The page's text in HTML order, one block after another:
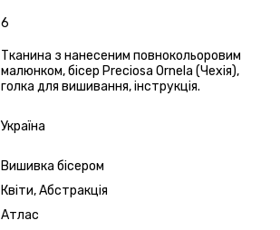
6
Тканина з нанесеним повнокольоровим
малюнком, бісер Preciosa Ornela (Чехія),
голка для вишивання, інструкція.
Україна
Вишивка бісером
Квіти, Абстракція
Атлас